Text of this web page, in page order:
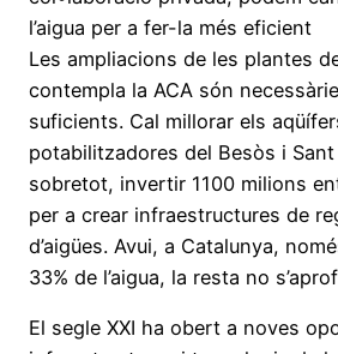
l’aigua per a fer-la més eficient
Les ampliacions de les plantes
contempla la ACA són
suficients. Cal millorar els
potabilitzadores del Besòs i
sobretot, invertir 1100 milions
per a crear infraestructures de
d’aigües. Avui, a Catalunya,
33% de l’aigua, la resta no
El segle XXI ha obert a noves